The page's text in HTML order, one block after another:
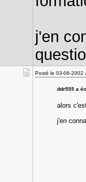
j'en
Posté le 03-06-2002
ddr555 a
alors
j'en